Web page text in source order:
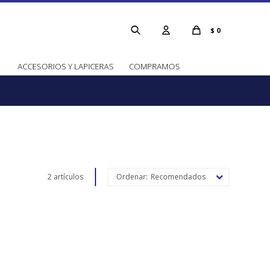
ACCESORIOS Y LAPICERAS COMPRAMOS
$ 0
2 artículos Recomendados